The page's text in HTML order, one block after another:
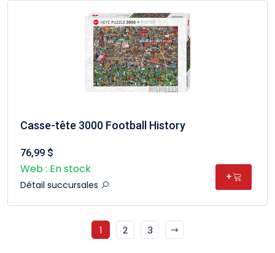
Casse-tête 3000 Football History
76,99 $
Web : En stock
Détail succursales
+
1 2 3